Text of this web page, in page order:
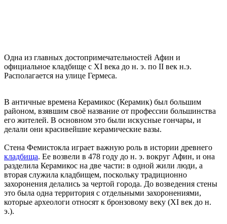
Одна из главных достопримечательностей Афин и
официальное кладбище с XI века до н. э. по II век н.э.
Располагается на улице Гермеса.
В античные времена Керамикос (Керамик) был большим
районом, взявшим своё название от профессии большинства
его жителей. В основном это были искусные гончары, и
делали они красивейшие керамические вазы.
Стена Фемистокла играет важную роль в истории древнего
кладбища. Ее возвели в 478 году до н. э. вокруг Афин, и она
разделила Керамикос на две части: в одной жили люди, а
вторая служила кладбищем, поскольку традиционно
захоронения делались за чертой города. До возведения стены
это была одна территория с отдельными захоронениями,
которые археологи относят к бронзовому веку (XI век до н.
э.).